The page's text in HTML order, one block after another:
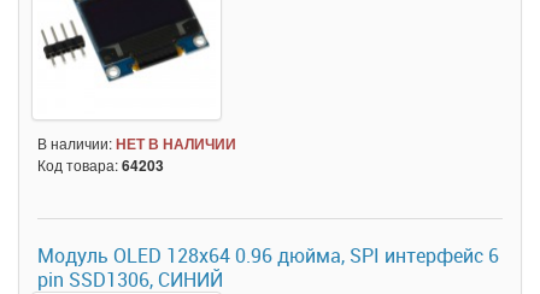
В наличии:НЕТ В НАЛИЧИИ
Код товара:64203
Модуль OLED 128x64 0.96 дюйма, SPI интерфейс 6
pin SSD1306, СИНИЙ